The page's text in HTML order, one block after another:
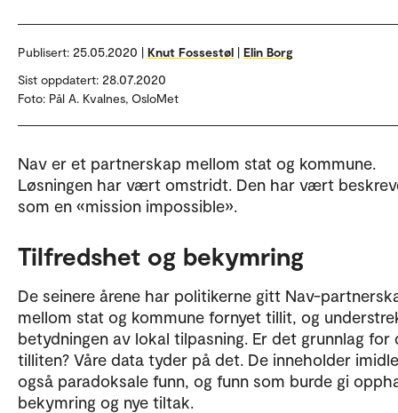
Publisert: 25.05.2020 | Knut Fossestøl | Elin Borg
Sist oppdatert: 28.07.2020
Foto: Pål A. Kvalnes, OsloMet
Nav er et partnerskap mellom stat og kommune.
Løsningen har vært omstridt. Den har vært
som en «mission impossible».
Tilfredshet og bekymring
De seinere årene har politikerne gitt Nav-
mellom stat og kommune fornyet tillit, og
betydningen av lokal tilpasning. Er det grunnlag for
tilliten? Våre data tyder på det. De inneholder
også paradoksale funn, og funn som burde gi
bekymring og nye tiltak.